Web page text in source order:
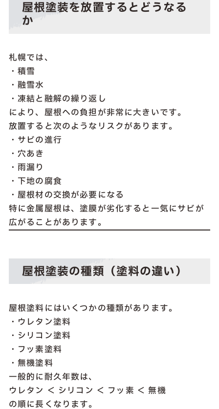
屋根塗装を放置するとどうなる
か
札幌では、
・積雪
・融雪水
・凍結と融解の繰り返し
により、屋根への負担が非常に大きいです。
放置すると次のようなリスクがあります。
・サビの進行
・穴あき
・雨漏り
・下地の腐食
・屋根材の交換が必要になる
特に金属屋根は、塗膜が劣化すると一気にサビが
広がることがあります。
屋根塗装の種類（塗料の違い）
屋根塗料にはいくつかの種類があります。
・ウレタン塗料
・シリコン塗料
・フッ素塗料
・無機塗料
一般的に耐久年数は、
ウレタン ＜ シリコン ＜ フッ素 ＜ 無機
の順に長くなります。